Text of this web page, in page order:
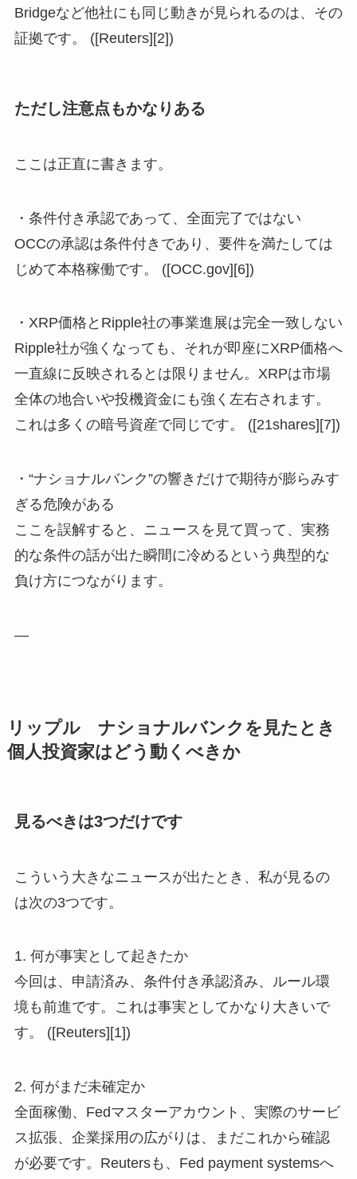
Bridgeなど他社にも同じ動きが見られるのは、その
証拠です。 ([Reuters][2])
ただし注意点もかなりある
ここは正直に書きます。
・条件付き承認であって、全面完了ではない
OCCの承認は条件付きであり、要件を満たしては
じめて本格稼働です。 ([OCC.gov][6])
・XRP価格とRipple社の事業進展は完全一致しない
Ripple社が強くなっても、それが即座にXRP価格へ
一直線に反映されるとは限りません。XRPは市場
全体の地合いや投機資金にも強く左右されます。
これは多くの暗号資産で同じです。 ([21shares][7])
・“ナショナルバンク”の響きだけで期待が膨らみす
ぎる危険がある
ここを誤解すると、ニュースを見て買って、実務
的な条件の話が出た瞬間に冷めるという典型的な
負け方につながります。
—
リップル ナショナルバンクを見たとき
個人投資家はどう動くべきか
見るべきは3つだけです
こういう大きなニュースが出たとき、私が見るの
は次の3つです。
1. 何が事実として起きたか
今回は、申請済み、条件付き承認済み、ルール環
境も前進です。これは事実としてかなり大きいで
す。 ([Reuters][1])
2. 何がまだ未確定か
全面稼働、Fedマスターアカウント、実際のサービ
ス拡張、企業採用の広がりは、まだこれから確認
が必要です。Reutersも、Fed payment systemsへ